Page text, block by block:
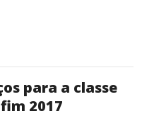
para a classe
2017